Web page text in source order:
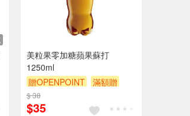
美粒果零加糖蘋果蘇打
1250ml
贈OPENPOINT
滿額贈
滿額9折
$ 38
$35